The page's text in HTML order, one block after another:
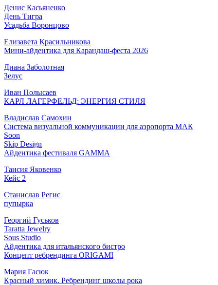
Денис Касьяненко
День Тигра
Усадьба Воронцово
Елизавета Красильникова
Мини-айдентика для Карандаш-феста 2026
Диана Заболотная
Зелус
Иван Полысаев
КАРЛ ЛАГЕРФЕЛЬД: ЭНЕРГИЯ СТИЛЯ
Владислав Самохин
Система визуальной коммуникации для аэропорта МАК
Soon
Skip Design
Айдентика фестиваля GAMMA
Таисия Яковенко
Кейс 2
Станислав Регис
пупырка
Георгий Гуськов
Taratta Jewelry
Sous Studio
Айдентика для итальянского бистро
Концепт ребрендинга ORIGAMI
Мария Гасюк
Красный химик. Ребрендинг школы рока